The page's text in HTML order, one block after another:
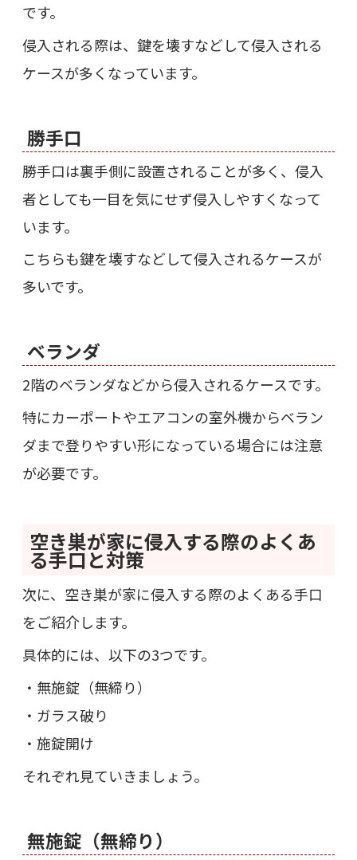
です。
侵入される際は、鍵を壊すなどして侵入される
ケースが多くなっています。
勝手口
勝手口は裏手側に設置されることが多く、侵入
者としても一目を気にせず侵入しやすくなって
います。
こちらも鍵を壊すなどして侵入されるケースが
多いです。
ベランダ
2階のベランダなどから侵入されるケースです。
特にカーポートやエアコンの室外機からベラン
ダまで登りやすい形になっている場合には注意
が必要です。
空き巣が家に侵入する際のよくあ
る手口と対策
次に、空き巣が家に侵入する際のよくある手口
をご紹介します。
具体的には、以下の3つです。
・無施錠（無締り）
・ガラス破り
・施錠開け
それぞれ見ていきましょう。
無施錠（無締り）